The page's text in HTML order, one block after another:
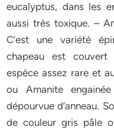
eucalyptus, dans les
aussi très toxique. –
C’est une variété
chapeau est couvert
espèce assez rare et
ou Amanite
dépourvue d’anneau.
de couleur gris pâle